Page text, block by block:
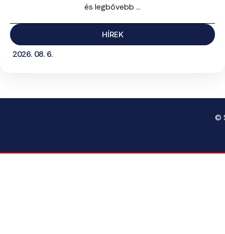
és legbővebb ...
HÍREK
2026. 08. 6.
©